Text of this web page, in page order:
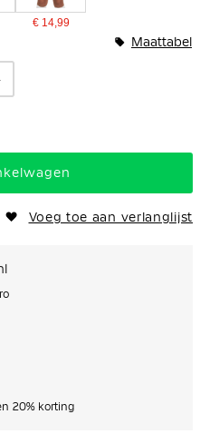
€ 14,99
Maattabel
Voeg toe aan verlanglijst
20% korting